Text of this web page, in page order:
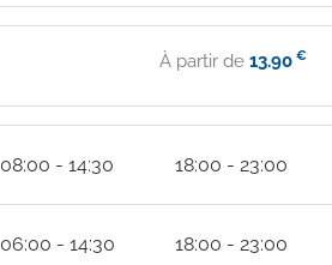
À partir de13.90 €
08:00 - 14:30 18:00 - 23:00
06:00 - 14:30 18:00 - 23:00